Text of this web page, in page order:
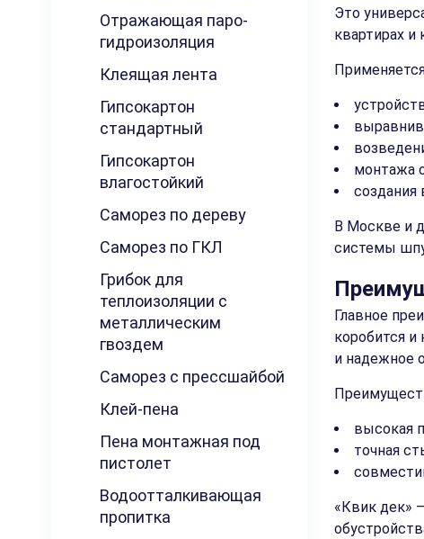
Отражающая паро-
гидроизоляция
Клеящая лента
Гипсокартон
стандартный
Гипсокартон
влагостойкий
Саморез по дереву
Саморез по ГКЛ
Грибок для
теплоизоляции с
металлическим
гвоздем
Саморез с прессшайбой
Клей-пена
Пена монтажная под
пистолет
Водоотталкивающая
пропитка
Это
квартирах и
монтажа
создания
В Москве и
системы
Главное
коробится и
и надежное
высокая
точная
«Квик дек»